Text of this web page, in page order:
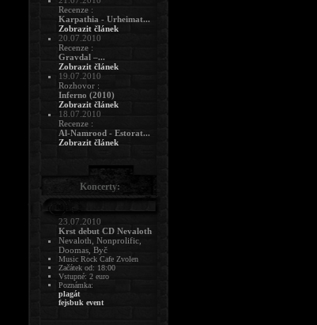
Recenze :
Karpathia - Urheimat...
Zobrazit článek
20.07.2010
Recenze :
Gravdal –...
Zobrazit článek
19.07.2010
Rozhovor :
Inferno (2010)
Zobrazit článek
18.07.2010
Recenze :
Al-Namrood - Estorat...
Zobrazit článek
Koncerty:
23.07.2010
Krst debut CD Nevaloth
Nevaloth, Nonprolific,
Doomas, Byč
Music Rock Cafe Zvolen
Začátek od: 18:00
Vstupné: 2 euro
Poznámka:
plagát
fejsbuk event